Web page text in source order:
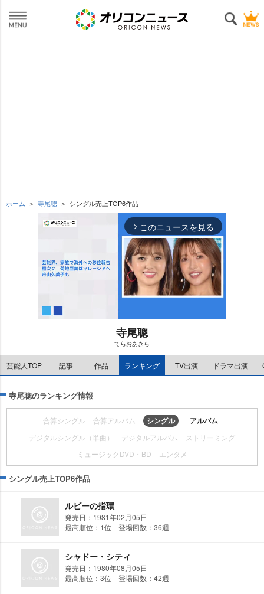
ホーム 寺尾聰 シングル売上TOP6作品
arrow_forward_ios このニュースを見る
u
t
寺尾聰
てらおあきら
芸能人TOP 記事 作品 ランキング TV出演 ドラマ出演
寺尾聰のランキング情報
合算シングル 合算アルバム シングル アルバム
デジタルシングル（単曲） デジタルアルバム
ストリーミング
ミュージックDVD・BD
エンタメ
シングル売上TOP6作品
ルビーの指環
発売日：1981年02月05日
最高順位：1位 登場回数：36週
シャドー・シティ
発売日：1980年08月05日
最高順位：3位 登場回数：42週